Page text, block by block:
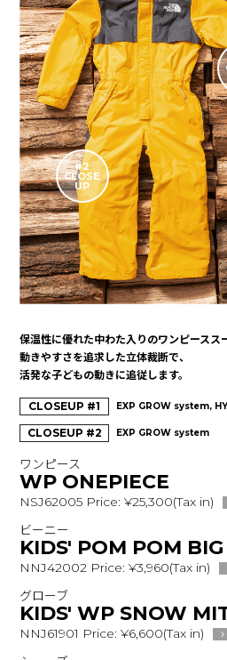
#2
CLOSE
UP
保温性に優れた中わた入りのワンピースス
動きやすさを追求した立体裁断で、
活発な子どもの動きに追従します。
CLOSEUP #1 EXP GROW system,
CLOSEUP #2 EXP GROW system
ワンピース
WP ONEPIECE
NSJ62005 Price: ¥25,300(Tax in)
ビーニー
KIDS' POM POM
NNJ42002 Price: ¥3,960(Tax in)
グローブ
KIDS' WP SNOW
NNJ61901 Price: ¥6,600(Tax in)